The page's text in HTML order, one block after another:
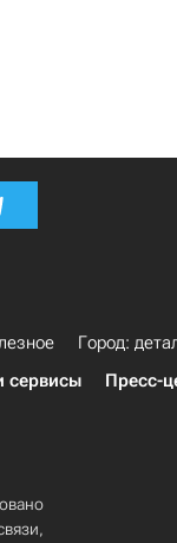
Город:
сервисы Пресс-